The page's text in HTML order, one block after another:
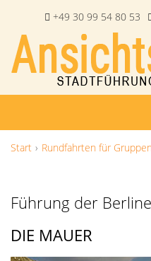
+49 30 99 54 80 53
Start Rundfahrten für Gruppen
Führung der
DIE MAUER